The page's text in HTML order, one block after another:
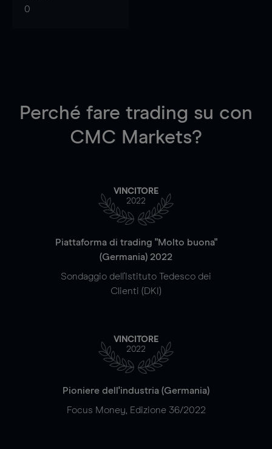
0
Perché fare trading su con
CMC Markets?
VINCITORE
2022
Piattaforma di trading "Molto buona"
(Germania) 2022
Sondaggio dell'Istituto Tedesco dei
Clienti (DKI)
VINCITORE
2022
Pioniere dell'industria (Germania)
Focus Money, Edizione 36/2022